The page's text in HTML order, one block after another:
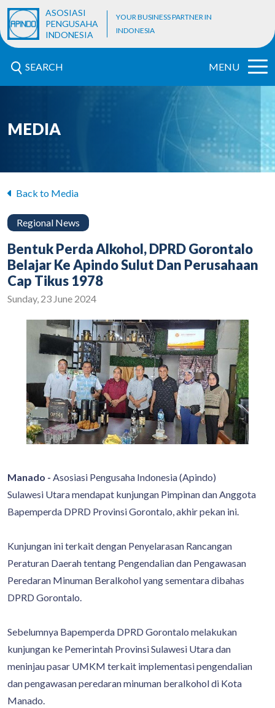
ASOSIASI
PENGUSAHA
INDONESIA
YOUR BUSINESS PARTNER IN
INDONESIA
SEARCH MENU
MEDIA
Back to Media
Regional News
Bentuk Perda Alkohol, DPRD Gorontalo
Belajar Ke Apindo Sulut Dan Perusahaan
Cap Tikus 1978
Sunday, 23 June 2024
Manado - Asosiasi Pengusaha Indonesia (Apindo)
Sulawesi Utara mendapat kunjungan Pimpinan dan Anggota
Bapemperda DPRD Provinsi Gorontalo, akhir pekan ini.
Kunjungan ini terkait dengan Penyelarasan Rancangan
Peraturan Daerah tentang Pengendalian dan Pengawasan
Peredaran Minuman Beralkohol yang sementara dibahas
DPRD Gorontalo.
Sebelumnya Bapemperda DPRD Gorontalo melakukan
kunjungan ke Pemerintah Provinsi Sulawesi Utara dan
meninjau pasar UMKM terkait implementasi pengendalian
dan pengawasan peredaran minuman beralkohol di Kota
Manado.